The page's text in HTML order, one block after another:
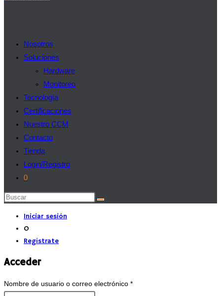
Nosotros
Soluciones
Hardware
Monitoreo
Tecnología
Certificaciones
Nuestro CCM
Contacto
Tienda
Login/Registro
0
Buscar
Iniciar sesión
O
Regístrate
Acceder
Nombre de usuario o correo electrónico *Obligatorio